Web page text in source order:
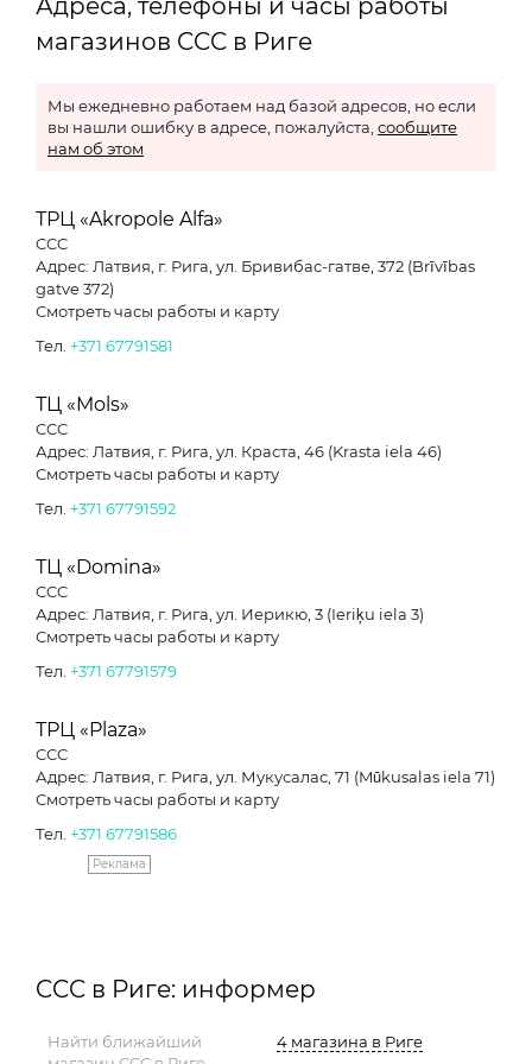
Адреса, телефоны и часы работы
магазинов CCC в Риге
Мы ежедневно работаем над базой адресов, но если
вы нашли ошибку в адресе, пожалуйста, сообщите
нам об этом
ТРЦ «Akropole Alfa»
CCC
Адрес: Латвия, г. Рига, ул. Бривибас-гатве, 372 (Brīvības
gatve 372)
Смотреть часы работы и карту
Тел. +371 67791581
ТЦ «Mols»
CCC
Адрес: Латвия, г. Рига, ул. Краста, 46 (Krasta iela 46)
Смотреть часы работы и карту
Тел. +371 67791592
ТЦ «Domina»
CCC
Адрес: Латвия, г. Рига, ул. Иерикю, 3 (Ieriķu iela 3)
Смотреть часы работы и карту
Тел. +371 67791579
ТРЦ «Plaza»
CCC
Адрес: Латвия, г. Рига, ул. Мукусалас, 71 (Mūkusalas iela 71)
Смотреть часы работы и карту
Тел. +371 67791586
Реклама
CCC в Риге: информер
Найти ближайший
4 магазина в Риге